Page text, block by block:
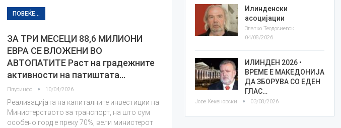
ПОВЕЌЕ...
ЗА ТРИ МЕСЕЦИ 88,6 МИЛИОНИ
ЕВРА СЕ ВЛОЖЕНИ ВО
АВТОПАТИТЕ Раст на градежните
активности на патиштата…
Плусинфо 10/04/2026
Реализацијата на капиталните инвестиции на
Министерството за транспорт, на што сум
особено горд е преку 70%, вели министерот
Илинденски
асоцијации
Златко Теодосиевски
04/08/2026
ИЛИНДЕН 2026 •
ВРЕМЕ Е МАКЕДОНИЈА
ДА ЗБОРУВА СО ЕДЕН
ГЛАС…
Јове Кекеновски 03/08/2026